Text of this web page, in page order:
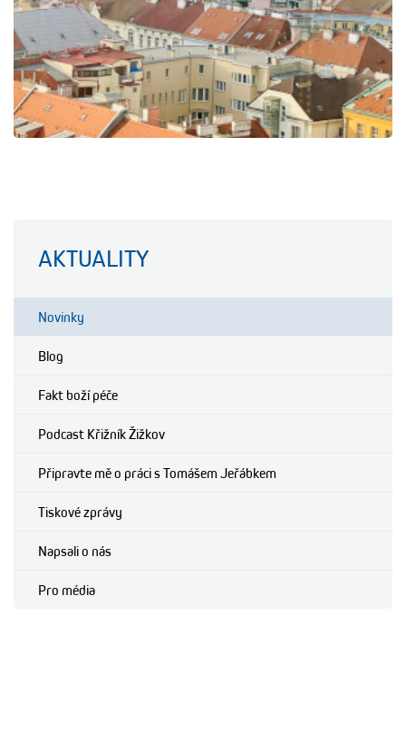
AKTUALITY
Novinky
Blog
Fakt boží péče
Podcast Křižník Žižkov
Připravte mě o práci s Tomášem Jeřábkem
Tiskové zprávy
Napsali o nás
Pro média